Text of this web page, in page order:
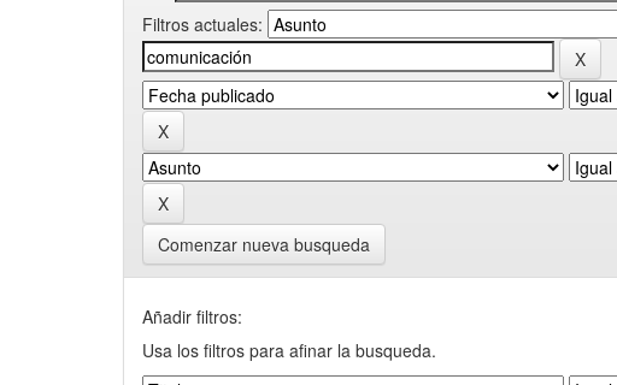
Filtros actuales:
Comenzar nueva busqueda
Añadir filtros:
Usa los filtros para afinar la busqueda.